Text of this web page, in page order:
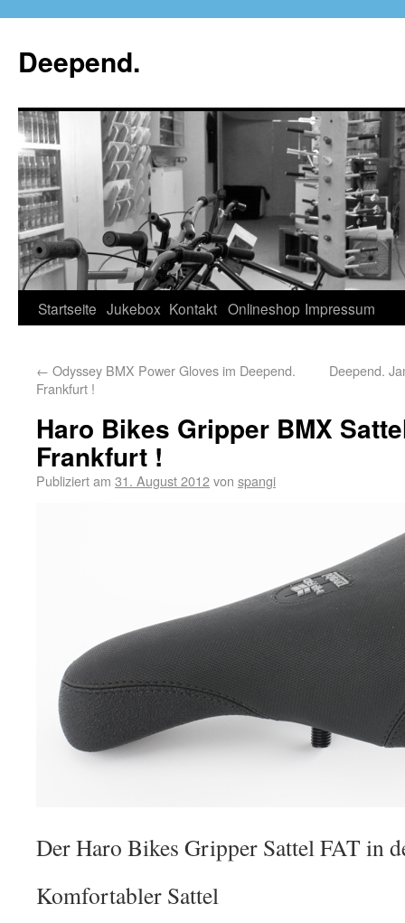
Deepend.
Startseite Jukebox Kontakt Onlineshop Impressum
← Odyssey BMX Power Gloves im Deepend.
Frankfurt !
Deepend.
Haro Bikes Gripper BMX
Frankfurt !
Publiziert am 31. August 2012von spangi
Der Haro Bikes Gripper Sattel FAT in
Komfortabler Sattel